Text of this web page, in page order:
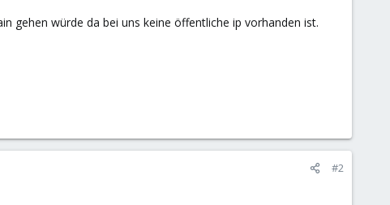
gehen würde da bei uns keine öffentliche ip vorhanden ist.
#2